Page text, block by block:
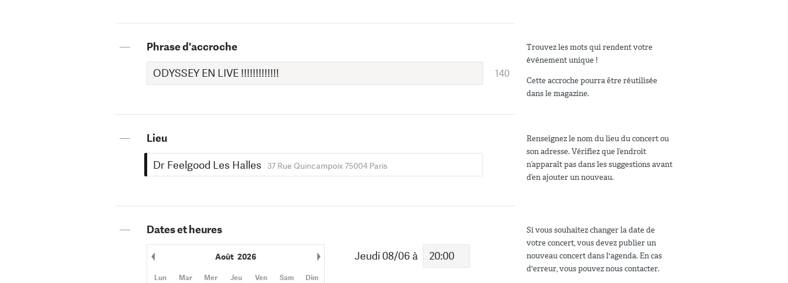
— Phrase d'accroche
140
Trouvez les mots qui rendent votre
événement unique !
Cette accroche pourra être réutilisée
dans le magazine.
—
Lieu
Dr Feelgood Les Halles
37 Rue Quincampoix 75004 Paris
Renseignez le nom du lieu du concert ou
son adresse. Vérifiez que l’endroit
n’apparaît pas dans les suggestions avant
d’en ajouter un nouveau.
— Dates et heures
Août 2026 Mois suivant
Lun Mar Mer Jeu Ven Sam Dim
Jeudi 08/06 à
Si vous souhaitez changer la date de
votre concert, vous devez publier un
nouveau concert dans l'agenda. En cas
d'erreur, vous pouvez nous contacter.